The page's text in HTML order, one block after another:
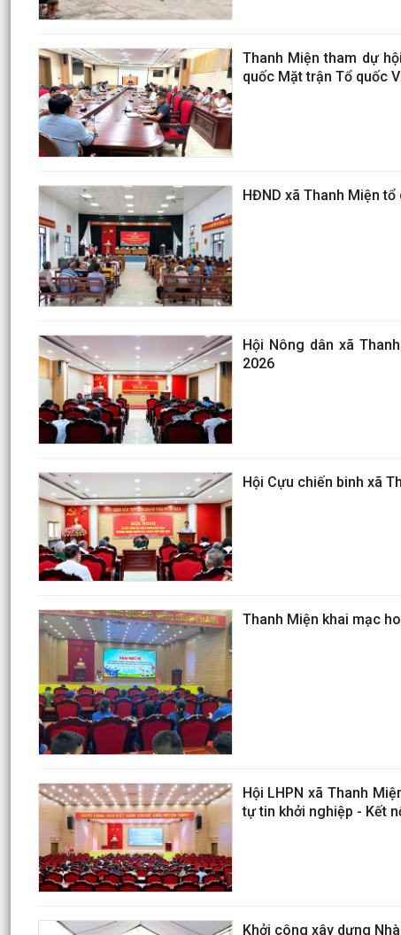
Thanh Miện tham dự
quốc Mặt trận Tổ quốc
HĐND xã Thanh Miện
Hội Nông dân xã
2026
Hội Cựu chiến binh xã
Thanh Miện khai mạc
Hội LHPN xã Thanh
tự tin khởi nghiệp - Kết
Khởi công xây dựng